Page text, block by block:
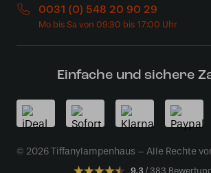
0031 (0) 548 20 90 29
Einfache und sichere
© 2026 Tiffanylampenhaus – Alle Rechte
9.3 383